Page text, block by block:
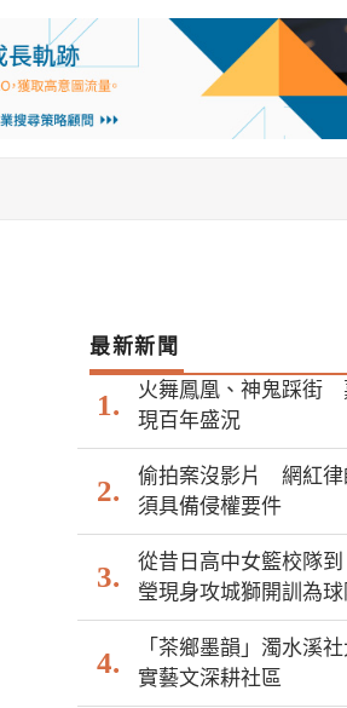
最新新聞
火舞鳳凰、神鬼踩街
現百年盛況
偷拍案沒影片 網紅
須具備侵權要件
從昔日高中女籃校隊
瑩現身攻城獅開訓為
「茶鄉墨韻」濁水溪
實藝文深耕社區